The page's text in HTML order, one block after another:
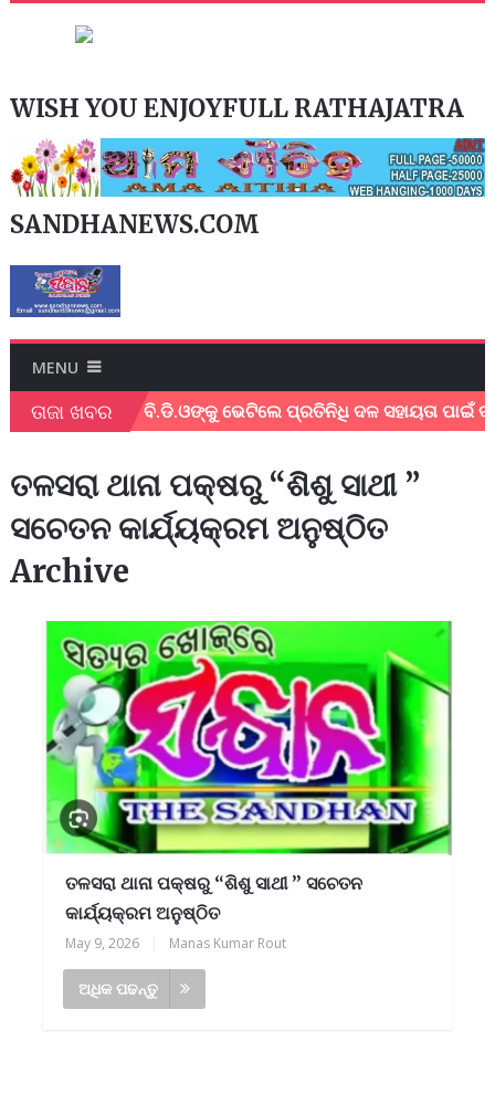
WISH YOU ENJOYFULL RATHAJATRA
SANDHANEWS.COM
MENU
ତାଜା ଖବର
! ବି.ଡି.ଓଙ୍କୁ ଭେଟିଲେ ପ୍ରତିନିଧି ଦଳ ସହାୟତା ପାଇଁ ଦାବି
ତଳସରା ଥାନା ପକ୍ଷରୁ “ଶିଶୁ ସାଥୀ ”
ସଚେତନ କାର୍ଯ୍ୟକ୍ରମ ଅନୁଷ୍ଠିତ
Archive
ତଳସରା ଥାନା ପକ୍ଷରୁ “ଶିଶୁ ସାଥୀ ” ସଚେତନ
କାର୍ଯ୍ୟକ୍ରମ ଅନୁଷ୍ଠିତ
May 9, 2026 Manas Kumar Rout
ଅଧିକ ପଢନ୍ତୁ